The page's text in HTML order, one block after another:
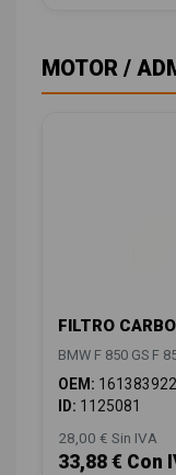
MOTOR /
FILTRO
BMW F 850 GS F
OEM:
ID: 1125081
28,00 € Sin IVA
33,88 € Con